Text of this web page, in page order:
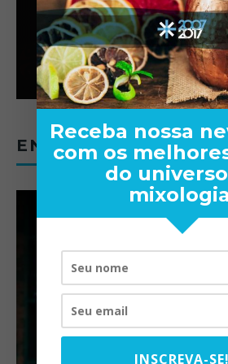
ENTREVISTAS
Receba nossa
com os
do
INSCREVA-SE!